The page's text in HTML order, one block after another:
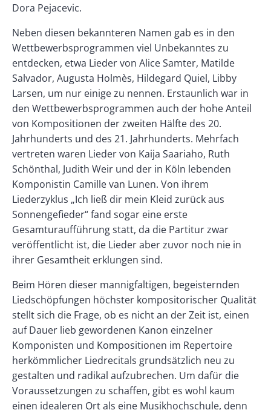
Dora Pejacevic.
Neben diesen bekannteren Namen gab es in den
Wettbewerbsprogrammen viel Unbekanntes zu
entdecken, etwa Lieder von Alice Samter, Matilde
Salvador, Augusta Holmès, Hildegard Quiel, Libby
Larsen, um nur einige zu nennen. Erstaunlich war in
den Wettbewerbsprogrammen auch der hohe Anteil
von Kompositionen der zweiten Hälfte des 20.
Jahrhunderts und des 21. Jahrhunderts. Mehrfach
vertreten waren Lieder von Kaija Saariaho, Ruth
Schönthal, Judith Weir und der in Köln lebenden
Komponistin Camille van Lunen. Von ihrem
Liederzyklus „Ich ließ dir mein Kleid zurück aus
Sonnengefieder“ fand sogar eine erste
Gesamturaufführung statt, da die Partitur zwar
veröffentlicht ist, die Lieder aber zuvor noch nie in
ihrer Gesamtheit erklungen sind.
Beim Hören dieser mannigfaltigen, begeisternden
Liedschöpfungen höchster kompositorischer Qualität
stellt sich die Frage, ob es nicht an der Zeit ist, einen
auf Dauer lieb gewordenen Kanon einzelner
Komponisten und Kompositionen im Repertoire
herkömmlicher Liedrecitals grundsätzlich neu zu
gestalten und radikal aufzubrechen. Um dafür die
Voraussetzungen zu schaffen, gibt es wohl kaum
einen idealeren Ort als eine Musikhochschule, denn